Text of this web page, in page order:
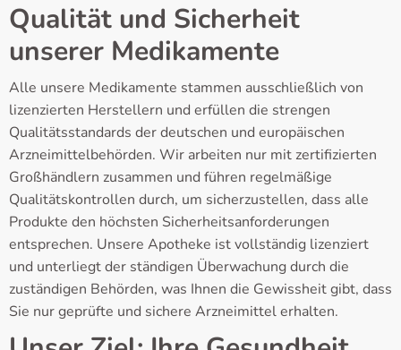
Qualität und Sicherheit
unserer Medikamente
Alle unsere Medikamente stammen ausschließlich von
lizenzierten Herstellern und erfüllen die strengen
Qualitätsstandards der deutschen und europäischen
Arzneimittelbehörden. Wir arbeiten nur mit zertifizierten
Großhändlern zusammen und führen regelmäßige
Qualitätskontrollen durch, um sicherzustellen, dass alle
Produkte den höchsten Sicherheitsanforderungen
entsprechen. Unsere Apotheke ist vollständig lizenziert
und unterliegt der ständigen Überwachung durch die
zuständigen Behörden, was Ihnen die Gewissheit gibt, dass
Sie nur geprüfte und sichere Arzneimittel erhalten.